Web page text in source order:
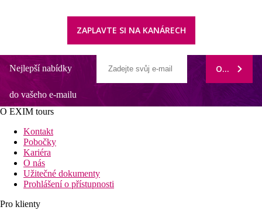
ZAPLAVTE SI NA KANÁRECH
Nejlepší nabídky
do vašeho e-mailu
ODEBÍRAT
O EXIM tours
Kontakt
Pobočky
Kariéra
O nás
Užitečné dokumenty
Prohlášení o přístupnosti
Pro klienty